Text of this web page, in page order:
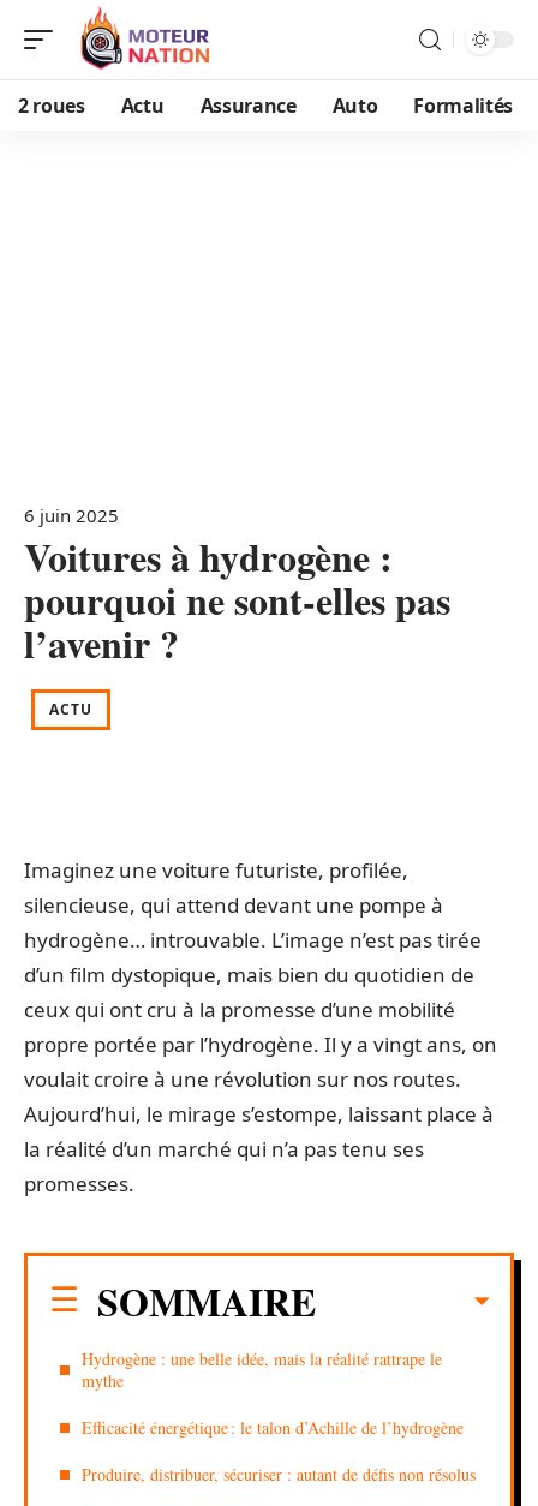
2 roues Actu Assurance Auto Formalités
6 juin 2025
Voitures à hydrogène :
pourquoi ne sont-elles pas
l’avenir ?
ACTU
Imaginez une voiture futuriste, profilée,
silencieuse, qui attend devant une pompe à
hydrogène… introuvable. L’image n’est pas tirée
d’un film dystopique, mais bien du quotidien de
ceux qui ont cru à la promesse d’une mobilité
propre portée par l’hydrogène. Il y a vingt ans, on
voulait croire à une révolution sur nos routes.
Aujourd’hui, le mirage s’estompe, laissant place à
la réalité d’un marché qui n’a pas tenu ses
promesses.
SOMMAIRE
Hydrogène : une belle idée, mais la réalité rattrape le
mythe
Efficacité énergétique : le talon d’Achille de l’hydrogène
Produire, distribuer, sécuriser : autant de défis non résolus